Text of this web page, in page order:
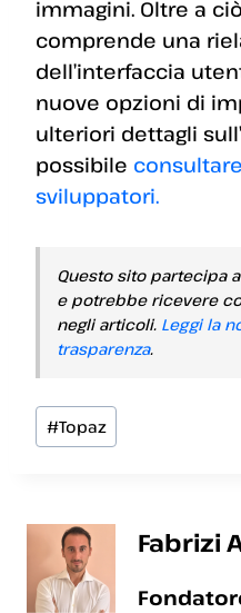
immagini. Oltre a
comprende una
dell’interfaccia
nuove opzioni di
ulteriori dettagli
possibile
sviluppatori.
Questo sito partecipa
e potrebbe ricevere
negli articoli. Leggi la
trasparenza.
Tag
articolo:
#Topaz
Fabrizi